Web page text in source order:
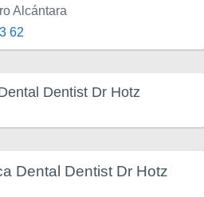
Alcántara
62
Dentist Dr Hotz
Dental Dentist Dr Hotz